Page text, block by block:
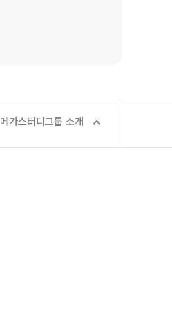
메가스터디그룹 소개